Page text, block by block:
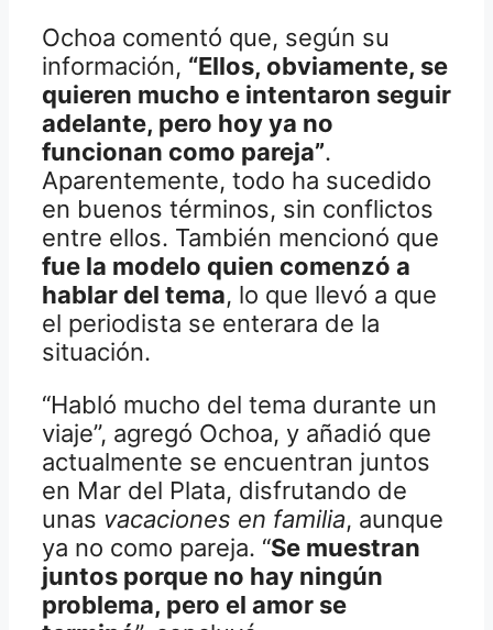
Ochoa comentó que, según su
información, “Ellos, obviamente, se
quieren mucho e intentaron seguir
adelante, pero hoy ya no
funcionan como pareja”.
Aparentemente, todo ha sucedido
en buenos términos, sin conflictos
entre ellos. También mencionó que
fue la modelo quien comenzó a
hablar del tema, lo que llevó a que
el periodista se enterara de la
situación.
“Habló mucho del tema durante un
viaje”, agregó Ochoa, y añadió que
actualmente se encuentran juntos
en Mar del Plata, disfrutando de
unas vacaciones en familia, aunque
ya no como pareja. “Se muestran
juntos porque no hay ningún
problema, pero el amor se